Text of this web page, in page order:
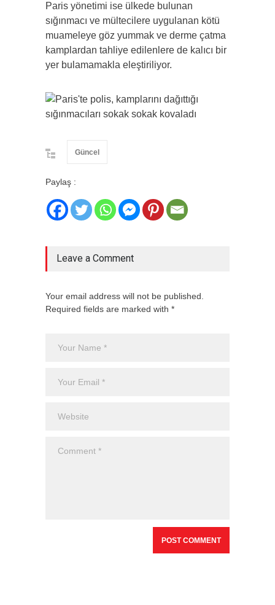
Paris yönetimi ise ülkede bulunan
sığınmacı ve mültecilere uygulanan kötü
muameleye göz yummak ve derme çatma
kamplardan tahliye edilenlere de kalıcı bir
yer bulamamakla eleştiriliyor.
Güncel
Paylaş :
Leave a Comment
Your email address will not be published.
Required fields are marked with *